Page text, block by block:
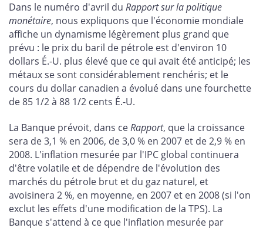
Dans le numéro d'avril du Rapport sur la politique
monétaire, nous expliquons que l'économie mondiale
affiche un dynamisme légèrement plus grand que
prévu : le prix du baril de pétrole est d'environ 10
dollars É.-U. plus élevé que ce qui avait été anticipé; les
métaux se sont considérablement renchéris; et le
cours du dollar canadien a évolué dans une fourchette
de 85 1/2 à 88 1/2 cents É.-U.
La Banque prévoit, dans ceRapport, que la croissance
sera de 3,1 % en 2006, de 3,0 % en 2007 et de 2,9 % en
2008. L'inflation mesurée par l'IPC global continuera
d'être volatile et de dépendre de l'évolution des
marchés du pétrole brut et du gaz naturel, et
avoisinera 2 %, en moyenne, en 2007 et en 2008 (si l'on
exclut les effets d'une modification de la TPS). La
Banque s'attend à ce que l'inflation mesurée par